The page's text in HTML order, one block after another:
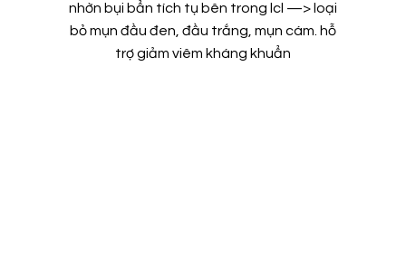
nhờn bụi bẩn tích tụ bên trong lcl —> loại
bỏ mụn đầu đen, đầu trắng, mụn cám. hỗ
trợ giảm viêm kháng khuẩn